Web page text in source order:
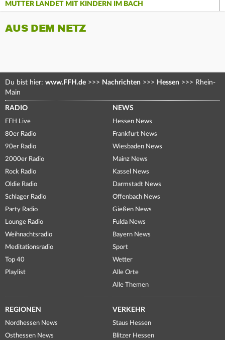
MUTTER LANDET MIT KINDERN IM BACH
AUS DEM NETZ
Du bist hier: www.FFH.de >>> Nachrichten >>> Hessen >>> Rhein-
Main
RADIO
FFH Live
80er Radio
90er Radio
2000er Radio
Rock Radio
Oldie Radio
Schlager Radio
Party Radio
Lounge Radio
Weihnachtsradio
Meditationsradio
Top 40
Playlist
NEWS
Hessen News
Frankfurt News
Wiesbaden News
Mainz News
Kassel News
Darmstadt News
Offenbach News
Gießen News
Fulda News
Bayern News
Sport
Wetter
Alle Orte
Alle Themen
REGIONEN
Nordhessen News
Osthessen News
VERKEHR
Staus Hessen
Blitzer Hessen